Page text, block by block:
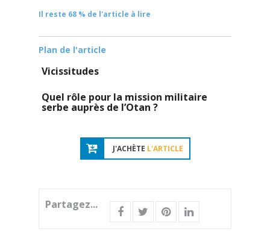
Il reste 68 % de l'article à lire
Plan de l'article
Vicissitudes
Quel rôle pour la mission militaire
serbe auprès de l’Otan ?
J'ACHÈTE L'ARTICLE
Partagez...